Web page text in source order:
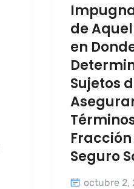
de
en
Sujetos
Fracción
Seguro
octubre 2,